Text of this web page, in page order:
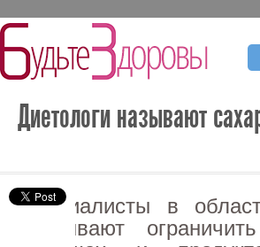
Диетологи называют
Специалисты в
призывают